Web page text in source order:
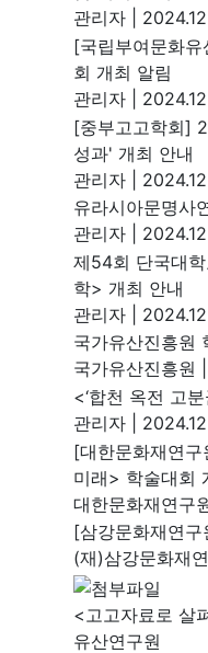
관리자
[국립부여문화유
회 개최 알림
관리자
[중부고고학회]
성과' 개최 안내
관리자
유라시아문명사
관리자
제54회 단국대
학> 개최 안내
관리자
국가유산진흥원
국가유산진흥원
<‘합천 옥전 고
관리자
[대한문화재연
미래> 학술대회
대한문화재연구
[삼강문화재연
(재)삼강문화재
<고고자료로 살
유산연구원